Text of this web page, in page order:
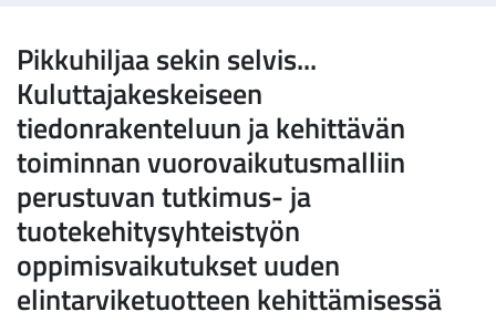
Pikkuhiljaa sekin selvis...
Kuluttajakeskeiseen
tiedonrakenteluun ja kehittävän
toiminnan vuorovaikutusmalliin
perustuvan tutkimus- ja
tuotekehitysyhteistyön
oppimisvaikutukset uuden
elintarviketuotteen kehittämisessä